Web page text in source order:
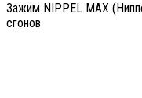
Зажим NIPPEL MAX
сгонов